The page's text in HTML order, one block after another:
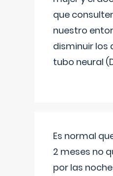
que
nuestro
disminuir los
tubo neural
Es normal
2 meses no
por las